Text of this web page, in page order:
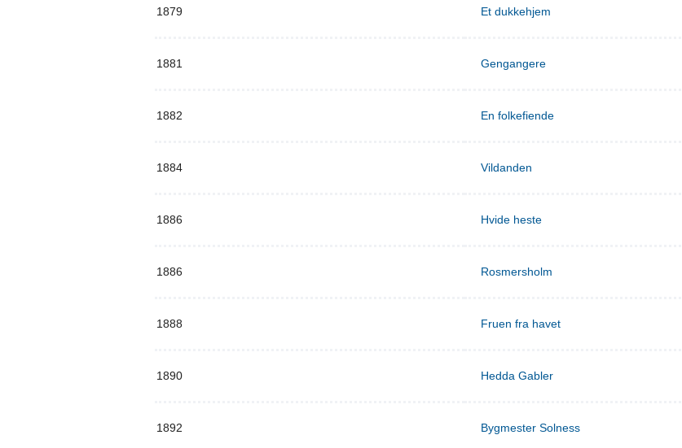
1879 Et dukkehjem
1881 Gengangere
1882 En folkefiende
1884 Vildanden
1886 Hvide heste
1886 Rosmersholm
1888 Fruen fra havet
1890 Hedda Gabler
1892 Bygmester Solness